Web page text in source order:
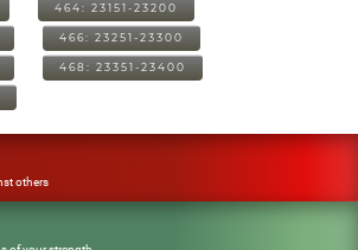
464: 23151-23200
466: 23251-23300
468: 23351-23400
others